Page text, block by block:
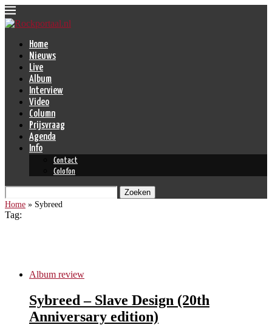
Home
Nieuws
Live
Album
Interview
Video
Column
Prijsvraag
Agenda
Info
Contact
Colofon
Zoeken
Home » Sybreed
Tag:
Album review
Sybreed – Slave Design (20th
Anniversary edition)